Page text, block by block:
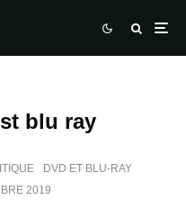
blu ray
DVD ET BLU-RAY
2019